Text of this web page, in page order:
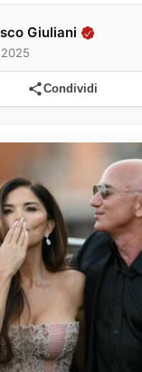
Giuliani
Condividi